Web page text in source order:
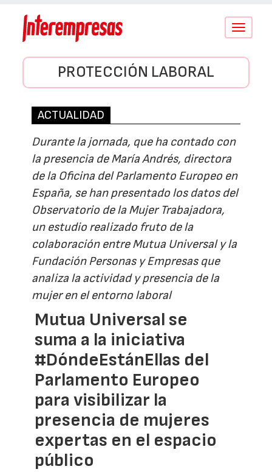
Conmutar
PROTECCIÓN LABORAL
ACTUALIDAD
Durante la jornada, que ha contado con
la presencia de María Andrés, directora
de la Oficina del Parlamento Europeo en
España, se han presentado los datos del
Observatorio de la Mujer Trabajadora,
un estudio realizado fruto de la
colaboración entre Mutua Universal y la
Fundación Personas y Empresas que
analiza la actividad y presencia de la
mujer en el entorno laboral
Mutua Universal se
suma a la iniciativa
#DóndeEstánEllas del
Parlamento Europeo
para visibilizar la
presencia de mujeres
expertas en el espacio
público